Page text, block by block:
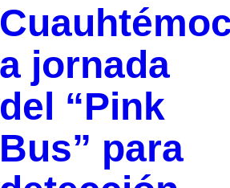
a jornada
del “Pink
Bus” para